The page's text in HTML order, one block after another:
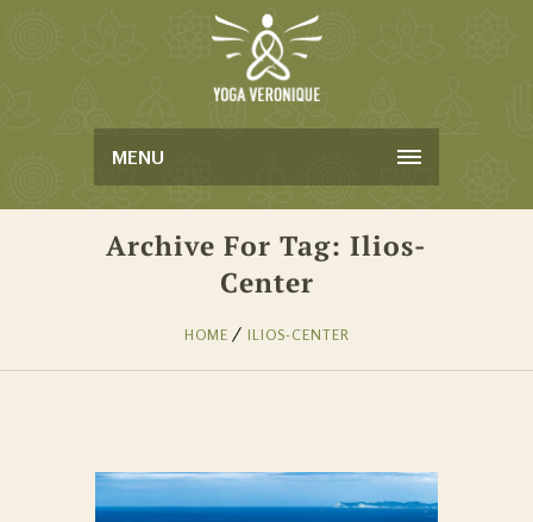
MENU
Archive For Tag: Ilios-
Center
HOME ILIOS-CENTER